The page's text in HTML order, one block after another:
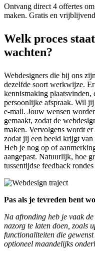
Ontvang direct 4 offertes
maken. Gratis en
Welk proces
wachten?
Webdesigners die bij ons
dezelfde soort werkwijze.
kennismaking
persoonlijke afspraak. Wil
e-mail. Jouw wensen
gemaakt, zodat de
maken. Vervolgens wordt er
zodat jij een beeld krijgt
Heb je nog op of
aangepast. Natuurlijk, hoe
tussentijdse feedback
Pas als je tevreden bent
Na afronding heb je vaak
nazorg te laten doen, zoals
functionaliteiten die
optioneel maandelijks